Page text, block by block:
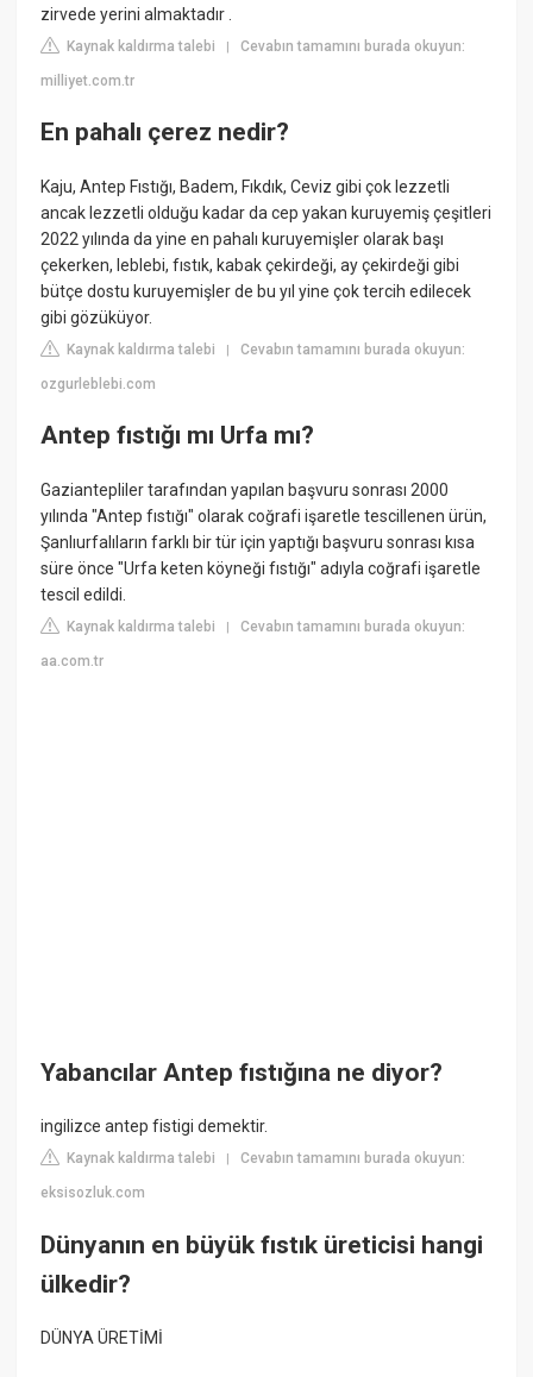
zirvede yerini almaktadır .
Kaynak kaldırma talebi |Cevabın tamamını burada okuyun:
milliyet.com.tr
En pahalı çerez nedir?
Kaju, Antep Fıstığı, Badem, Fıkdık, Ceviz gibi çok lezzetli
ancak lezzetli olduğu kadar da cep yakan kuruyemiş çeşitleri
2022 yılında da yine en pahalı kuruyemişler olarak başı
çekerken, leblebi, fıstık, kabak çekirdeği, ay çekirdeği gibi
bütçe dostu kuruyemişler de bu yıl yine çok tercih edilecek
gibi gözüküyor.
Kaynak kaldırma talebi |Cevabın tamamını burada okuyun:
ozgurleblebi.com
Antep fıstığı mı Urfa mı?
Gaziantepliler tarafından yapılan başvuru sonrası 2000
yılında "Antep fıstığı" olarak coğrafi işaretle tescillenen ürün,
Şanlıurfalıların farklı bir tür için yaptığı başvuru sonrası kısa
süre önce "Urfa keten köyneği fıstığı" adıyla coğrafi işaretle
tescil edildi.
Kaynak kaldırma talebi |Cevabın tamamını burada okuyun:
aa.com.tr
Yabancılar Antep fıstığına ne diyor?
ingilizce antep fistigi demektir.
Kaynak kaldırma talebi |Cevabın tamamını burada okuyun:
eksisozluk.com
Dünyanın en büyük fıstık üreticisi hangi
ülkedir?
DÜNYA ÜRETİMİ